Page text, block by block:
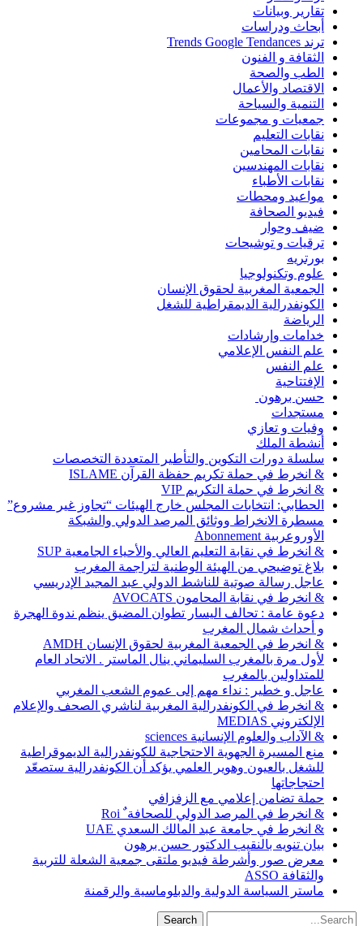
تقارير وبيانات
أبحاث ودراسات
ترند Trends Google Tendances
الثقافة و الفنون
الطب والصحة
الاقتصاد والأعمال
التنمية والسياحة
جمعيات و مجموعات
نقابات التعليم
نقابات المحامين
نقابات المهندسين
نقابات الأطباء
مواعيد ومحطات
فيديو الصحافة
ضيف وحوار
ترقيات و توشيحات
بورتريه
علوم وتكنولوجيا
الجمعية المغربية لحقوق الإنسان
الكونفدرالية الديمقراطية للشغل
الرياضة
خدامات وإرشادات
علم النفس الإعلامي
علم النفس
الإفتتاحية
حسن برهون
مستجدات
وفيات و تعازي
أنشطة الملك
سلسلة دورات التكوين والتأطير المتعددة التخصصات
& انخرط في حملة تكريم حفظة القرآن ISLAME
& انخرط في حملة التكريم VIP
الحطابي: انتخابات المجلس خارج الهيئات “تجاوز غير مشروع”
مسطرة الانخراط ووثائق المرصد الدولي والشبكة
الأوروعربية Abonnement
& انخرط في نقابة التعليم العالي والأحياء الجامعية SUP
بلاغ توضيحي من الهيئة الوطنية لتراجمة المغرب
عاجل رسالة صوتية للناشط الدولي عبد المجيد الإدريسي
& انخرط في نقابة المحامون AVOCATS
دعوة عامة : تحالف اليسار تطوان المضيق ينظم ندوة الهجرة
و أحداث شمال المغرب
& انخرط في الجمعية المغربية لحقوق الإنسان AMDH
لأول مرة بالمغرب السليماني ينال الماستر . الاتحاد العام
للمتداولين بالمغرب
عاجل و خطير : نداء مهم إلى عموم الشعب المغربي
& انخرط في الكونفدرالية المغربية لناشري الصحف والإعلام
الإلكتروني MEDIAS
& الآداب والعلوم الإنسانية sciences
منع المسيرة الجهوية الاحتجاجية للكونفدرالية الديموقراطية
للشغل بالعيون وهوير العلمي يؤكد أن الكونفدرالية ستصعّد
احتجاجاتها
حملة تضامن إعلامي مع الزفزافي
& انخرط في المرصد الدولي للصحافة ٌ Roi
& انخرط في جامعة عبد المالك السعدي UAE
بيان تنويه بالنقيب الدكتور حسن برهون
معرض صور وأشرطة فيديو ملتقى جمعية الشعلة للتربية
والثقافة ASSO
ماستر السياسة الدولية والدبلوماسية والرقمنة